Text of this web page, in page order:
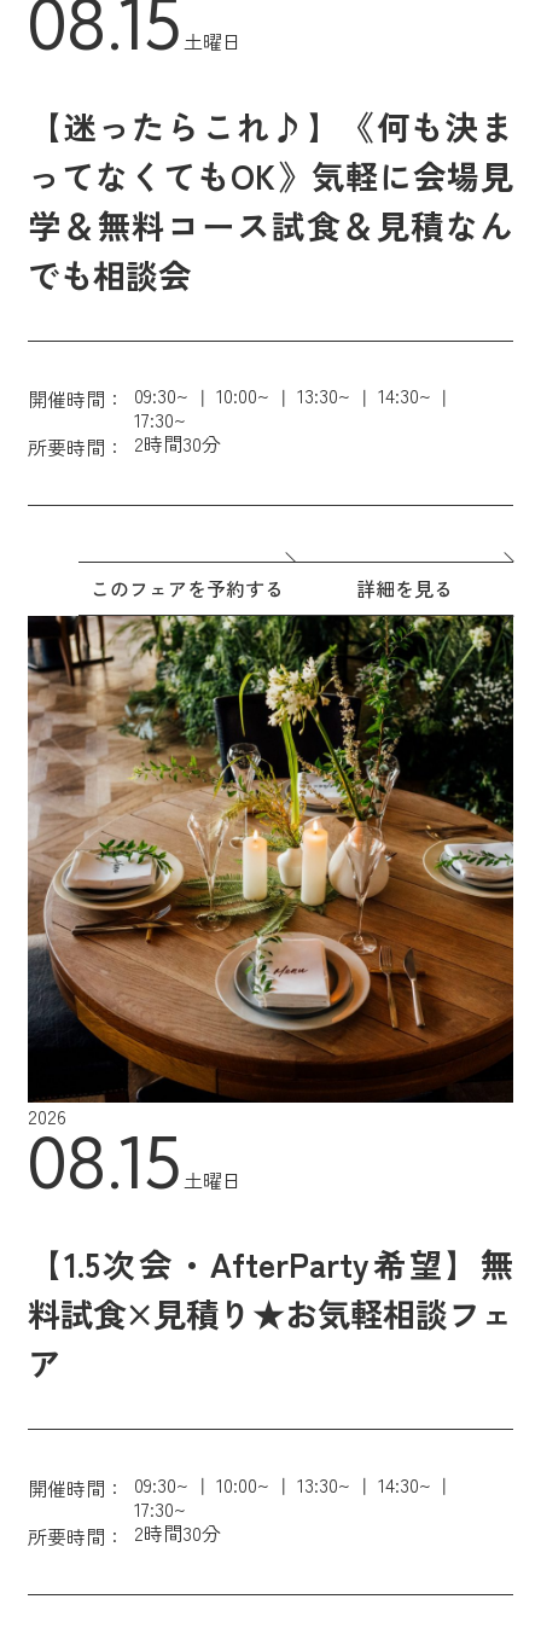
08.15土曜日
【迷ったらこれ♪】《何も決ま
ってなくてもOK》気軽に会場見
学＆無料コース試食＆見積なん
でも相談会
開催時間： 09:30~ 10:00~ 13:30~
14:30~
17:30~
所要時間：
2時間30分
このフェアを予約する 詳細を見る
2026
08.15土曜日
【1.5次会・AfterParty希望】無
料試食×見積り★お気軽相談フェ
ア
開催時間： 09:30~ 10:00~ 13:30~
14:30~
17:30~
所要時間：
2時間30分